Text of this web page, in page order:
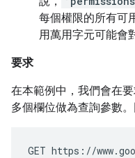
每個權限的所有可
用萬用字元可能會
要求
在本範例中，我們會在
多個欄位做為查詢參數
GET https://